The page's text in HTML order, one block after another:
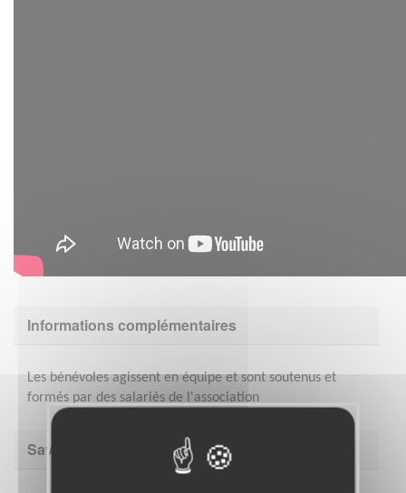
Informations complémentaires
Les bénévoles agissent en équipe et sont soutenus et
formés par des salariés de l'association
Savoir être & compétences